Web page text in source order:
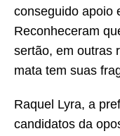
conseguido apoio
Reconheceram
sertão, em outras
mata tem suas
Raquel Lyra, a
candidatos da